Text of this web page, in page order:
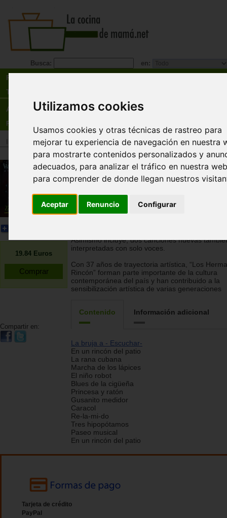
Utilizamos cookies
Usamos cookies y otras técnicas de rastreo para
mejorar tu experiencia de navegación en nuestra
para mostrarte contenidos personalizados y
adecuados, para analizar el tráfico en nuestra
para comprender de donde llegan nuestros
Aceptar Renuncio Configurar
Busca: en:
Recetas
Tienda
Actualidad
Registro
Tienda>Libros>¡Promociones y liquidaciones!
19.84 Euros
Compartir en:
Ensamble Rincón - canciones
niños con solo voces
Hermanos Rincón
El disco “Ensamble Rincón” es un singular
que presenta canciones ya consagradas por
Asimismo incluye, dos canciones nuevas
interpretadas con solo voces.
Con 37 años de trayectoria artística, “Los
Rincón” forman parte importante de la cultura
contemporánea del país y han contribuido a la
sensibilización artística de varias generaciones
Contenido Información adicional
La bruja a - Escuchar-
En un rincón del patio
La rana cubana
Marcha de los lápices
El niño robot
Blues de la cigüeña
Princesa y ratón
Gusanito medidor
Caracol
Re-la-mi-do
Tres hipopótamos
Paseo musical
En un rincón del patio
Tarjeta de crédito
PayPal